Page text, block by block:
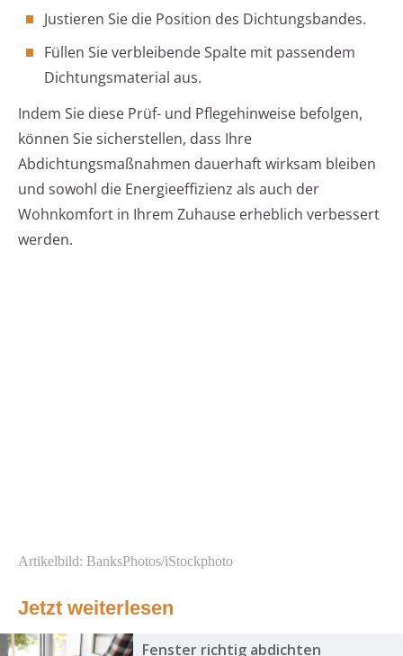
Justieren Sie die Position des Dichtungsbandes.
Füllen Sie verbleibende Spalte mit passendem
Dichtungsmaterial aus.
Indem Sie diese Prüf- und Pflegehinweise befolgen,
können Sie sicherstellen, dass Ihre
Abdichtungsmaßnahmen dauerhaft wirksam bleiben
und sowohl die Energieeffizienz als auch der
Wohnkomfort in Ihrem Zuhause erheblich verbessert
werden.
Artikelbild: BanksPhotos/iStockphoto
Jetzt weiterlesen
Fenster richtig abdichten